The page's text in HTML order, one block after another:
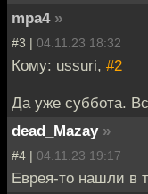
mpa4 »
#3 | 04.11.23 18:32
Кому: ussuri, #2
Да уже суббота.
dead_Mazay »
#4 | 04.11.23 19:17
Еврея-то нашли в